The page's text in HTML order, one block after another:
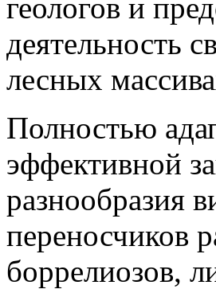
геологов и
деятельность
лесных
Полностью
эффективной
разнообразия
переносчиков
боррелиозов,